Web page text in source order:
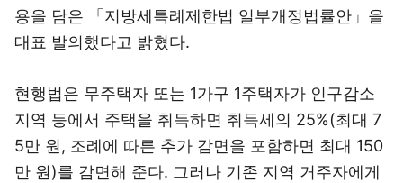
용을 담은 「지방세특례제한법 일부개정법률안」을
대표 발의했다고 밝혔다.
현행법은 무주택자 또는 1가구 1주택자가 인구감소
지역 등에서 주택을 취득하면 취득세의 25%(최대 7
5만 원, 조례에 따른 추가 감면을 포함하면 최대 150
만 원)를 감면해 준다. 그러나 기존 지역 거주자에게